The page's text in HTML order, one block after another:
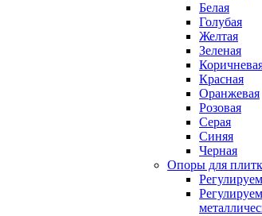
Белая
Голубая
Желтая
Зеленая
Красная
Оранжевая
Розовая
Серая
Синяя
Черная
Опоры для